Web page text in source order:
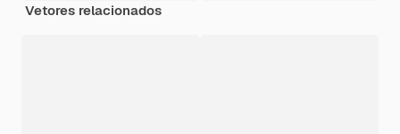
Vetores relacionados